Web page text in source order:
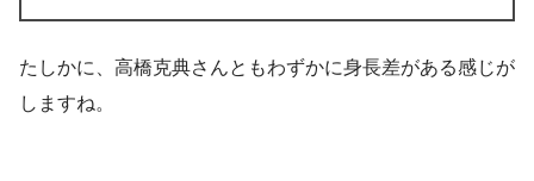
たしかに、高橋克典さんともわずかに身長差がある感じが
しますね。